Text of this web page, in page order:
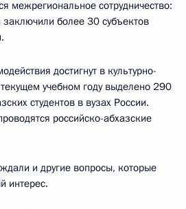
межрегиональное сотрудничество:
более 30 субъектов
достигнут в культурно-
учебном году выделено 290
студентов в вузах России.
российско-абхазские
и другие вопросы, которые
интерес.